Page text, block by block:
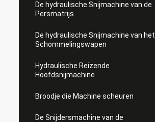
De hydraulische Snijmachine van de
Persmatrijs
De hydraulische Snijmachine van het
Schommelingswapen
Hydraulische Reizende
Hoofdsnijmachine
Broodje die Machine scheuren
De Snijdersmachine van de